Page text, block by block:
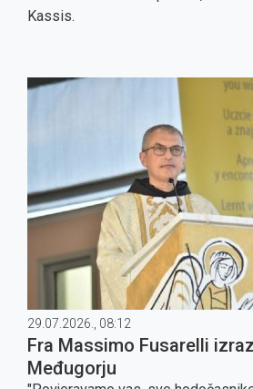
Kassis.
29.07.2026., 08:12
Fra Massimo Fusarelli
Međugorju